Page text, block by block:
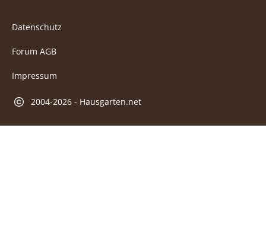
Datenschutz
Forum AGB
Impressum
2004-2026 - Hausgarten.net